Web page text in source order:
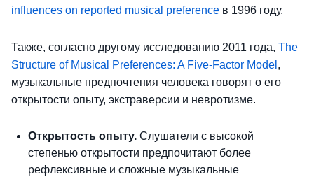
influences on reported musical preference в 1996 году.
Также, согласно другому исследованию 2011 года, The
Structure of Musical Preferences: A Five-Factor Model ,
музыкальные предпочтения человека говорят о его
открытости опыту, экстраверсии и невротизме.
Открытость опыту. Слушатели с высокой
степенью открытости предпочитают более
рефлексивные и сложные музыкальные